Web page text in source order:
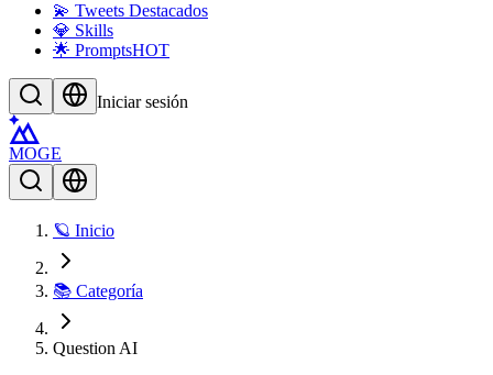
💫 Tweets Destacados
💎 Skills
🌟 PromptsHOT
Iniciar sesión
MOGE
🪐 Inicio
📚 Categoría
Question AI